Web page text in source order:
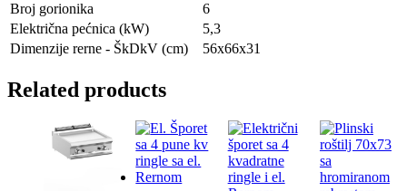
Broj gorionika
6
Električna pećnica (kW)
5,3
Dimenzije rerne - ŠkDkV (cm)
56x66x31
Related products